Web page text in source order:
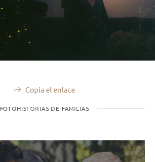
Copia el enlace
FOTOHISTORIAS DE FAMILIAS